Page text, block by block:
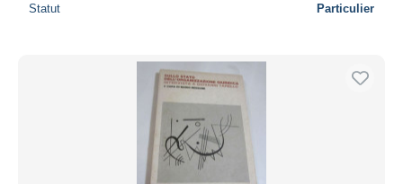
Statut Particulier